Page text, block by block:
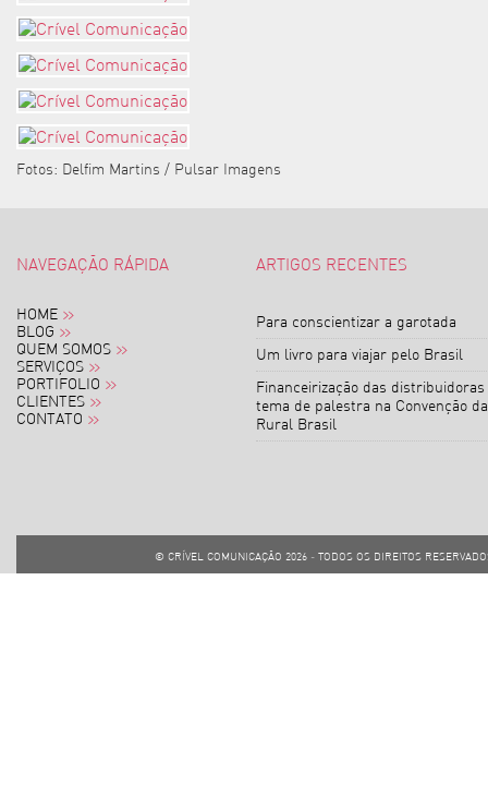
Fotos: Delfim Martins / Pulsar Imagens
NAVEGAÇÃO RÁPIDA
HOME
BLOG
QUEM SOMOS
SERVIÇOS
PORTIFOLIO
CLIENTES
CONTATO
ARTIGOS RECENTES
Para conscientizar a garotada
Um livro para viajar pelo Brasil
Financeirização das distribuidoras
tema de palestra na Convenção da
Rural Brasil
© CRÍVEL COMUNICAÇÃO 2026 - TODOS OS DIREITOS